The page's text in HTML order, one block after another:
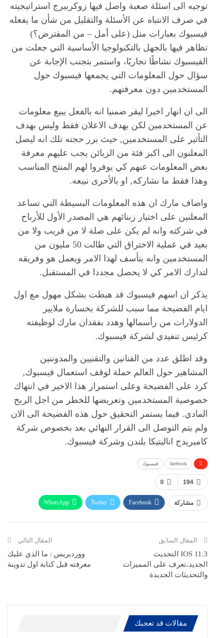
توجيه الى اسئلة صعبة واصل فيها زوكربيرج استراتيجيته
في صرف الانتباه عن الأسئلة والتقليل من شأن ما يفعله
فيسبوك بعبارات متل (على أمل – من المفترض؟)
تظاهر فيها بالجهل بالتكنولوجيا الأساسية التي جعلت من
الفيسبوك نشاطًا تجاريًا، واستمر بتجنب الإجابة عن
سؤال حول المعلومات التي يجمعها فيسبوك حول
المستخدمين دون معرفتهم.
الى ان انهار اخيرا ليقر ضمنيا انه بالفعل يبيع معلومات
عن المستخدمين لكن بهدف الاعلان فقط وليس بهدف
التأثير على المستخدمين, حيث برر حجته تلك انه ليصل
المعلنون الى اكبر فئة من الزبائن يجب عليهم معرفة
بعض المعلومات عنهم كي يوفروا لهم المنتج المناسب
وهذا فقط ما نشاركه, او بالأحرى نبيعه.
واضاف مارك ان هذه المعلومات البسيطة التي تساعد
المعلنين على اختيار زبنائهم هي المصدر الأول للأرباح
في شركته وانه لم يكن على صلة لا من قريب ولا من
بعيد في عملية الاختراق التي طالت 50 مليون من
المستخدمين وانه يتأسف لهذا الامر ويعمل هو وفريقه
لتدارك الامر كي لا يحصل مجددا في المستقبل.
يذكر ان اسهم فيسبوك قد هبطت بشكل مهول مع اول
ايام الفضيحة مما سبب للشركة بخسارة ملايير
الدولارات من رأسمالها وهدد بفقدان مارك لوظيفته
كرئيس تنفيدي لشركة فيسبوك.
وقد اطلق عدد من الفنانين والتقنيين والمدوننين
المشاهير حول العالم حملة لوقف استعمال فيسبوك,
كرد على الفضيحة وعلى استمرار هذا الاخير في انتهاك
خصوصية المستخدمين وتعريضها للخطر من اجل الربح
المادي. فيما يستمر التحقيق حول هذه الفضيحة الى الان
ولم يتم التوصل الى القرار النهائي بعد بخصوص شركة
كامبريدج اناليتيكا بلندن وشركة فيسبوك.
facebook فيسبوك
0 194
مشاركة Facebook
Twitter
WhatsApp
االبريد الالكتروني
المقال السابق
IOS 11.3 التحديث
الجديد،تعرف على المميزات
والتحديثات الجديدة
المقال التالي
ووردبريس : ما الذي عليك
معرفته قبل كتابة اول تدوينة
مقالات قد تعجبك